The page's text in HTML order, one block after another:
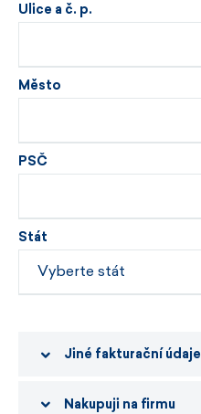
Ulice a č. p.
Město
PSČ
Stát
Jiné fakturační údaje
Nakupuji na firmu